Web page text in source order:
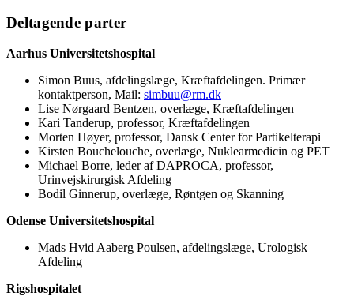
Deltagende parter
Aarhus Universitetshospital
Simon Buus, afdelingslæge, Kræftafdelingen. Primær
kontaktperson, Mail: simbuu@rm.dk
Lise Nørgaard Bentzen, overlæge, Kræftafdelingen
Kari Tanderup, professor, Kræftafdelingen
Morten Høyer, professor, Dansk Center for Partikelterapi
Kirsten Bouchelouche, overlæge, Nuklearmedicin og PET
Michael Borre, leder af DAPROCA, professor,
Urinvejskirurgisk Afdeling
Bodil Ginnerup, overlæge, Røntgen og Skanning
Odense Universitetshospital
Mads Hvid Aaberg Poulsen, afdelingslæge, Urologisk
Afdeling
Rigshospitalet